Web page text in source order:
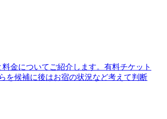
金についてご紹介します。有料チケット
を候補に後はお宿の状況など考えて判断